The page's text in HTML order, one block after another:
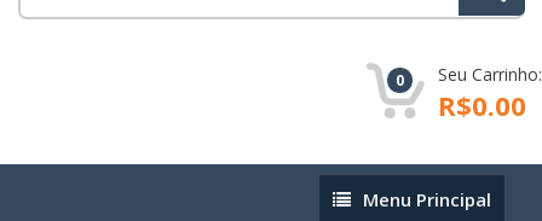
0 Seu Carrinho:
R$0.00
MenuMenu Principal